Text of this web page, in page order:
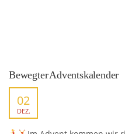
Bewegter Adventskalender
02
DEZ.